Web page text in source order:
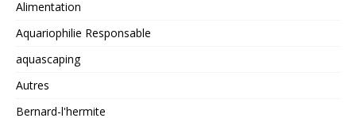
Alimentation
Aquariophilie Responsable
aquascaping
Autres
Bernard-l'hermite